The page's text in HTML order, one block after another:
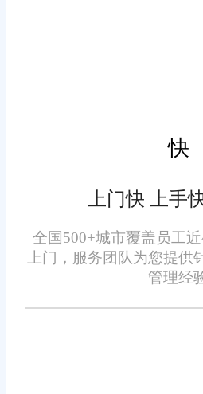
服装库存情况，包
理功能，企业能够
存，避免库存积压
情况。
3. 采购管理
快
上门快 上手
全国500+城市覆盖员工
上门，服务团队为您提供
管理经